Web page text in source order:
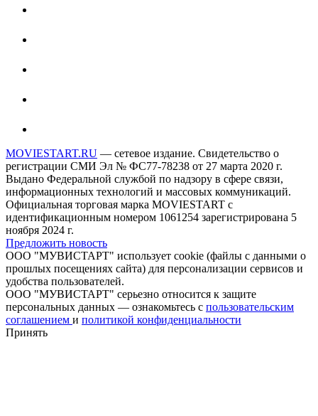
MOVIESTART.RU — сетевое издание. Свидетельство о
регистрации СМИ Эл № ФС77-78238 от 27 марта 2020 г.
Выдано Федеральной службой по надзору в сфере связи,
информационных технологий и массовых коммуникаций.
Официальная торговая марка MOVIESTART с
идентификационным номером 1061254 зарегистрирована 5
ноября 2024 г.
Предложить новость
ООО "МУВИСТАРТ" использует cookie (файлы с данными о
прошлых посещениях сайта) для персонализации сервисов и
удобства пользователей.
ООО "МУВИСТАРТ" серьезно относится к защите
персональных данных — ознакомьтесь с пользовательским
соглашением и политикой конфиденциальности
Принять